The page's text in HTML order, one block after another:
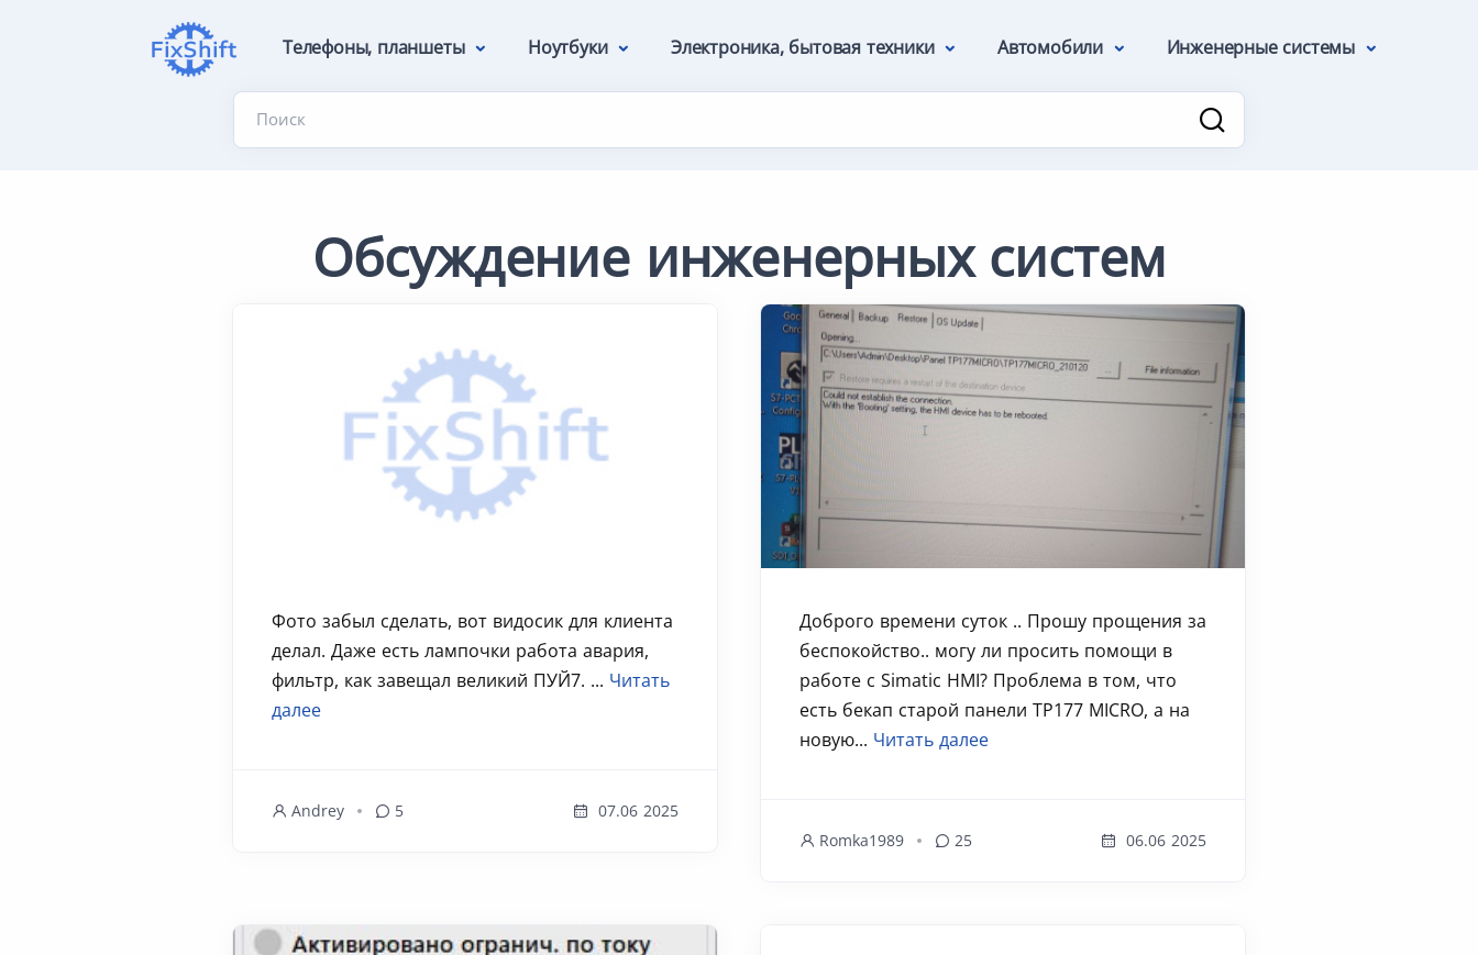
Телефоны, планшеты Ноутбуки Электроника, бытовая техники Автомобили Инженерные системы
Поиск
Обсуждение инженерных систем
Фото забыл сделать, вот видосик для клиента
делал. Даже есть лампочки работа авария,
фильтр, как завещал великий ПУЙ7. ... Читать
далее
Andrey 5 07.06 2025
Доброго времени суток .. Прошу прощения за
беспокойство.. могу ли просить помощи в
работе с Simatic HMI? Проблема в том, что
есть бекап старой панели TP177 MICRO, а на
новую... Читать далее
Romka1989 25 06.06 2025